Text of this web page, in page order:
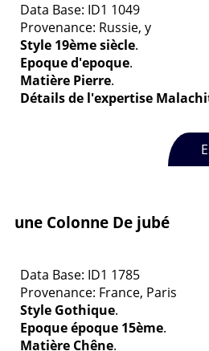
Data Base: ID1 1049
Provenance: Russie, y
Style 19ème siècle.
Epoque d'epoque.
Matière Pierre.
Détails de l'expertise
une Colonne De jubé
Data Base: ID1 1785
Provenance: France, Paris
Style Gothique.
Epoque époque 15ème.
Matière Chêne.